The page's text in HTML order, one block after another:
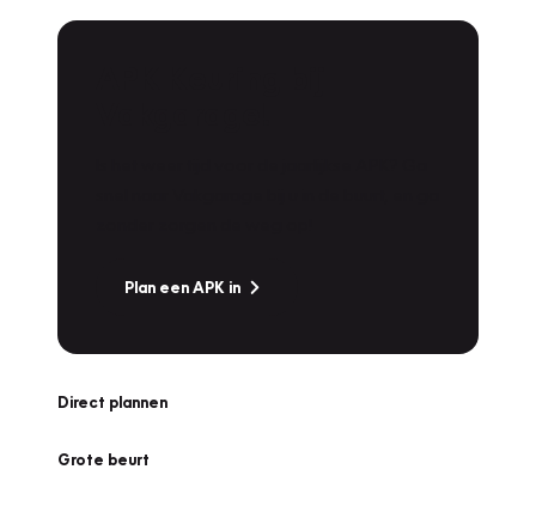
Plan een APK in
Direct plannen
Grote beurt